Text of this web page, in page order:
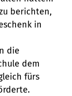
berichten,
in
die
dem
fürs